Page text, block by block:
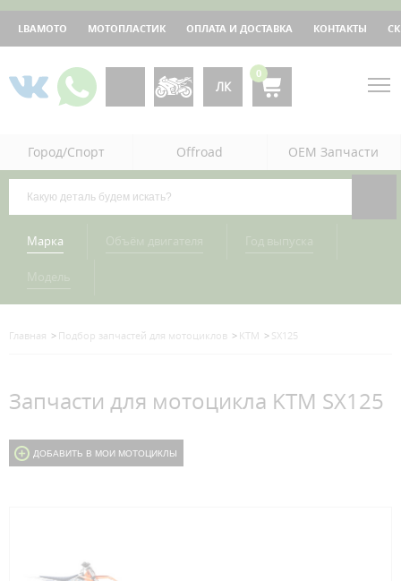
LBAMOTO МОТОПЛАСТИК ОПЛАТА И ДОСТАВКА КОНТАКТЫ
ЛК
0
Город/Спорт Offroad OEM Запчасти
Марка
Главная Подбор запчастей для мотоциклов KTM SX125
Запчасти для мотоцикла KTM SX125
ДОБАВИТЬ В МОИ МОТОЦИКЛЫ